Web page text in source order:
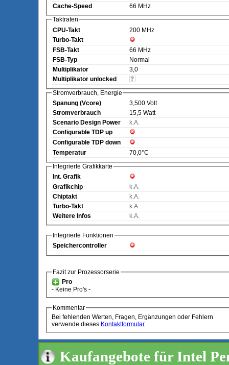
Cache-Speed
66 MHz
Taktraten
CPU-Takt
200 MHz
Turbo-Takt
FSB-Takt
66 MHz
FSB-Typ
Normal
Multiplikator
3,0
Multiplikator unlocked
Stromverbrauch, Energie
Spanung (Vcore)
3,500 Volt
Stromverbrauch
15,5 Watt
Scenario Design Power
k.A.
Configurable TDP up
Configurable TDP down
Temperatur
70,0°C
Integrierte Grafikkarte
Int. Grafik
Grafikchip
k.A.
Chiptakt
k.A.
Turbo-Takt
k.A.
Weitere Infos
k.A.
Integrierte Funktionen
Speichercontroller
Fazit zur Prozessorserie
Pro
- Keine Pro's -
Kommentar
Bei fehlenden Werten, Fragen, Ergänzungen oder Fehlern
verwende dieses Kontaktformular
Kaufangebote für Intel